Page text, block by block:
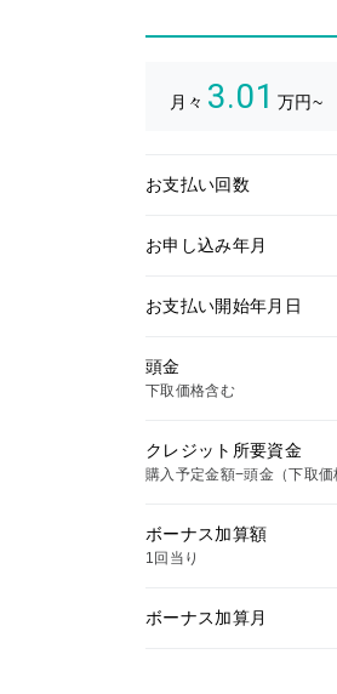
月々 3.01 万円~
お支払い回数
お申し込み年月
お支払い開始年月日
頭金
下取価格含む
クレジット所要資金
購入予定金額−頭金（下取価
ボーナス加算額
1回当り
ボーナス加算月